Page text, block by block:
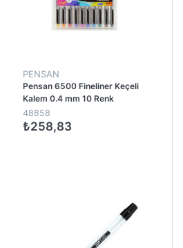
PENSAN
Pensan 6500 Fineliner Keçeli
Kalem 0.4 mm 10 Renk
48858
₺258,83